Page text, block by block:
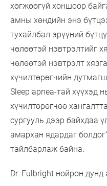
хөгжөөгүй хоншоор
амны хөндийн энэ
тухайлбал эрүүний
чөлөөтэй нэвтрэлтийг
чөлөөтэй нэвтрэлт
хүчилтөрөгчийн
Sleep apnea-тай хүүхэд
хүчилтөрөгчөө
сургууль дээр байхдаа
амархан ядардаг
тайлбарлаж байна.
Dr. Fulbright нойрон